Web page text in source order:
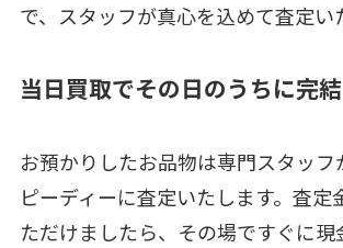
で、スタッフが真心を込めて査定い
当日買取でその日のうちに完結
お預かりしたお品物は専門スタッフ
ピーディーに査定いたします。査定
ただけましたら、その場ですぐに現